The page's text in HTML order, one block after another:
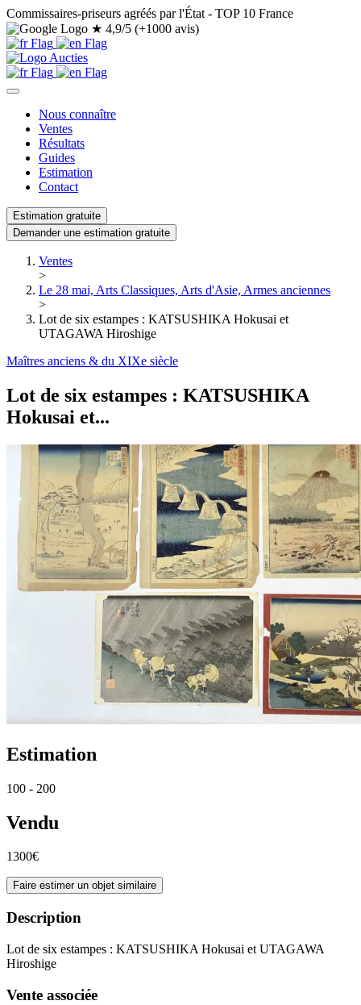
Commissaires-priseurs agréés par l'État - TOP 10 France
★ 4,9/5 (+1000 avis)
Nous connaître
Ventes
Résultats
Guides
Estimation
Contact
Estimation gratuite
Demander une estimation gratuite
Ventes
>
Le 28 mai, Arts Classiques, Arts d'Asie, Armes anciennes
>
Lot de six estampes : KATSUSHIKA Hokusai et
UTAGAWA Hiroshige
Maîtres anciens & du XIXe siècle
Lot de six estampes : KATSUSHIKA
Hokusai et...
Estimation
100 - 200
Vendu
1300€
Faire estimer un objet similaire
Description
Lot de six estampes : KATSUSHIKA Hokusai et UTAGAWA
Hiroshige
Vente associée